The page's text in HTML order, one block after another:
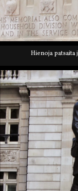
Hienoja